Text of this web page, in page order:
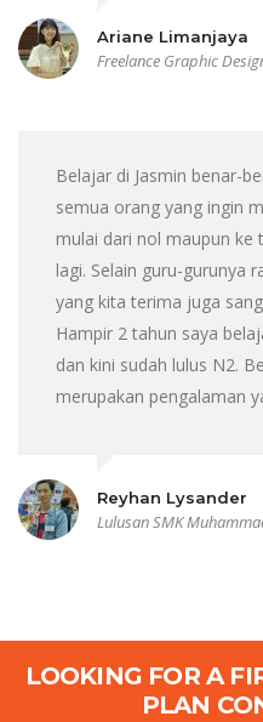
Ariane Limanjaya
Freelance Graphic
Belajar di Jasmin benar-
semua orang yang ingin
mulai dari nol maupun ke
lagi. Selain guru-gurunya
yang kita terima juga
Hampir 2 tahun saya
dan kini sudah lulus N2.
merupakan pengalaman
Reyhan Lysander
Lulusan SMK
LOOKING FOR A
PLAN